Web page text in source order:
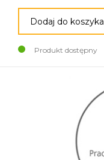
Dodaj do koszyka
Produkt dostępny